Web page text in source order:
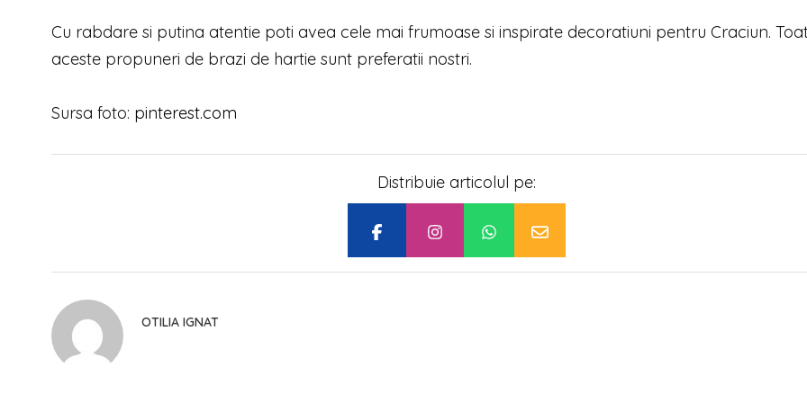
Cu rabdare si putina atentie poti avea cele mai frumoase si inspirate decoratiuni pentru Craciun.
aceste propuneri de brazi de hartie sunt preferatii nostri.
Sursa foto: pinterest.com
Distribuie articolul pe:
OTILIA IGNAT